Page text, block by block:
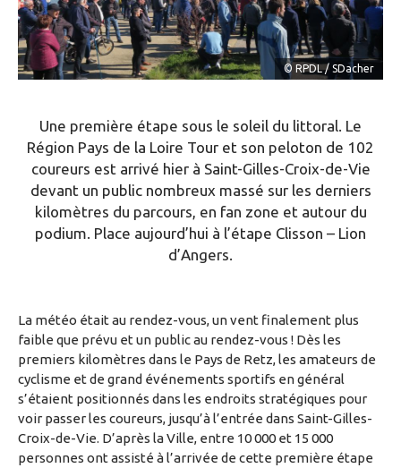
© RPDL / SDacher
Une première étape sous le soleil du littoral. Le
Région Pays de la Loire Tour et son peloton de 102
coureurs est arrivé hier à Saint-Gilles-Croix-de-Vie
devant un public nombreux massé sur les derniers
kilomètres du parcours, en fan zone et autour du
podium. Place aujourd’hui à l’étape Clisson – Lion
d’Angers.
La météo était au rendez-vous, un vent finalement plus
faible que prévu et un public au rendez-vous ! Dès les
premiers kilomètres dans le Pays de Retz, les amateurs de
cyclisme et de grand événements sportifs en général
s’étaient positionnés dans les endroits stratégiques pour
voir passer les coureurs, jusqu’à l’entrée dans Saint-Gilles-
Croix-de-Vie. D’après la Ville, entre 10 000 et 15 000
personnes ont assisté à l’arrivée de cette première étape